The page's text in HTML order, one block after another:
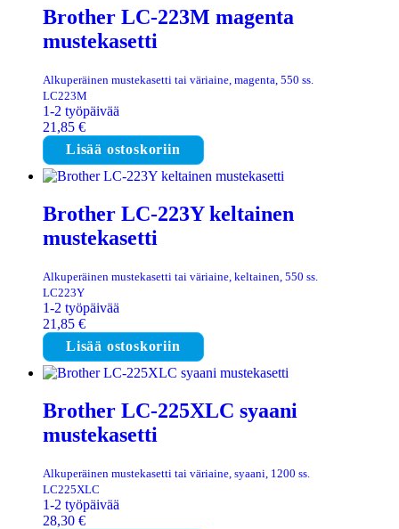
Brother LC-223M magenta
mustekasetti
Alkuperäinen mustekasetti tai väriaine, magenta, 550 ss.
LC223M
1-2 työpäivää
21,85 €
Lisää ostoskoriin
Brother LC-223Y keltainen
mustekasetti
Alkuperäinen mustekasetti tai väriaine, keltainen, 550 ss.
LC223Y
1-2 työpäivää
21,85 €
Lisää ostoskoriin
Brother LC-225XLC syaani
mustekasetti
Alkuperäinen mustekasetti tai väriaine, syaani, 1200 ss.
LC225XLC
1-2 työpäivää
28,30 €